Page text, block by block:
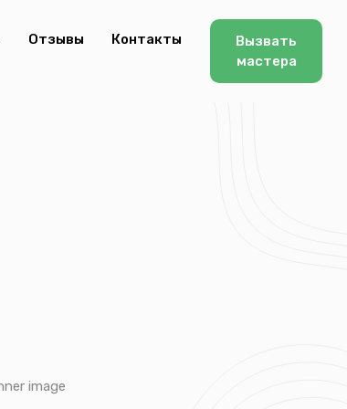
Отзывы Контакты
Вызвать
мастера